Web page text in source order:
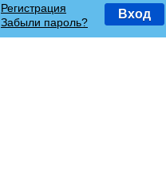
Регистрация
Забыли пароль?
Вход